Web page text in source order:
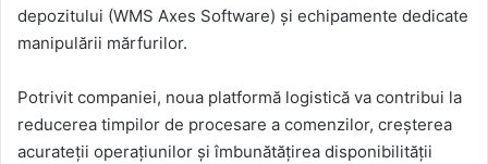
depozitului (WMS Axes Software) și echipamente dedicate
manipulării mărfurilor.
Potrivit companiei, noua platformă logistică va contribui la
reducerea timpilor de procesare a comenzilor, creșterea
acurateții operațiunilor și îmbunătățirea disponibilității